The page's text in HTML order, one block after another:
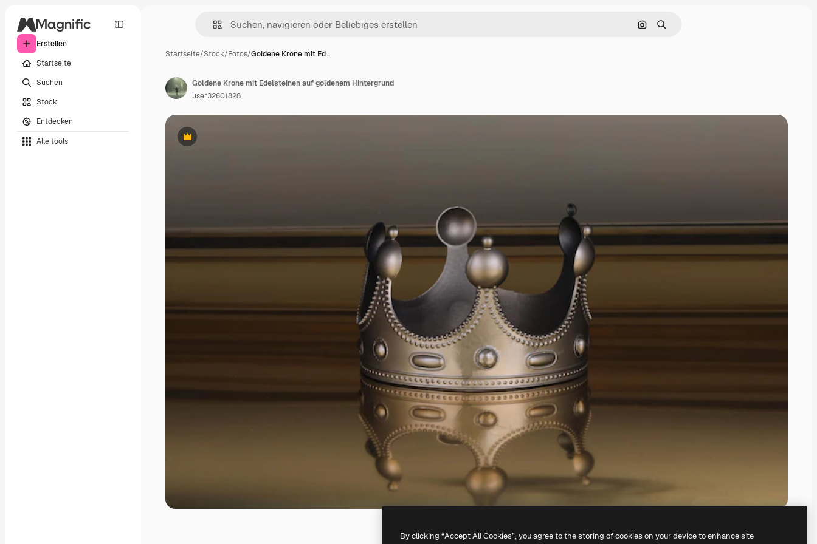
Erstellen
Startseite
Suchen
Stock
Entdecken
Alle tools
Nach Bild suchen
Suchen
Startseite/Stock/Fotos/Goldene Krone mit Ed…
Premium
Goldene Krone mit Edelsteinen auf goldenem Hintergrund
user32601828
By clicking “Accept All Cookies”, you agree to the storing of cookies on your device to enhance site